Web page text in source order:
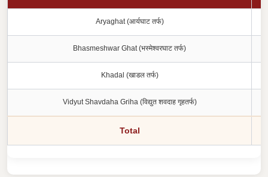
Aryaghat (आर्यघाट तर्फ)
Bhasmeshwar Ghat (भस्मेश्वरघाट तर्फ)
Khadal (खाडल तर्फ)
Vidyut Shavdaha Griha (विद्युत शवदाह गृहतर्फ)
Total